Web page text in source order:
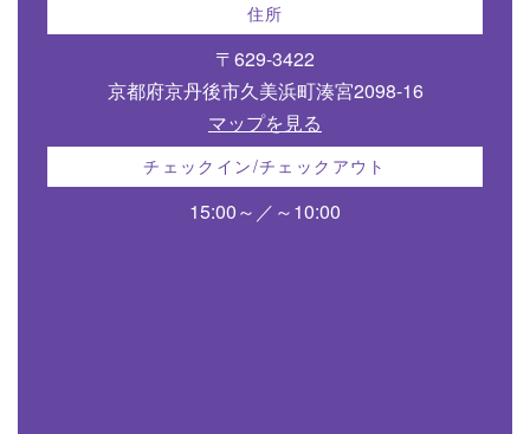
住所
〒629-3422
京都府京丹後市久美浜町湊宮2098-16
マップを見る
チェックイン/チェックアウト
15:00～／～10:00